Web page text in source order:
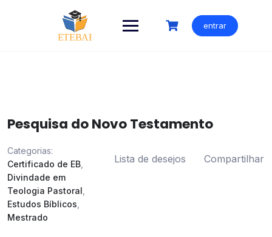
entrar
Pesquisa do Novo Testamento
Categorias:
Certificado de EB
Divindade em
Teologia Pastoral
Estudos Bíblicos
Mestrado
Lista de desejos Compartilhar